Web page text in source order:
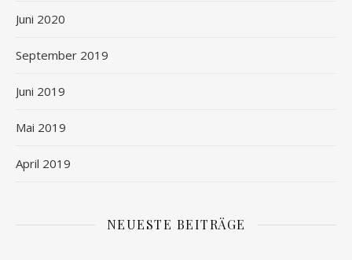
Juni 2020
September 2019
Juni 2019
Mai 2019
April 2019
NEUESTE BEITRÄGE